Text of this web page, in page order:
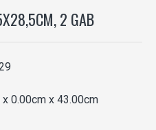
2 GAB
0.00cm x 43.00cm